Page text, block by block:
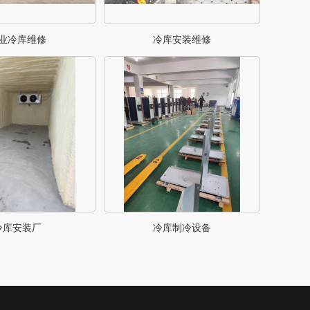
冷库维修 冷库安装维修
库安装厂 冷库制冷设备